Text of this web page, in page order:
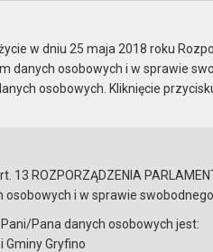
Publicznej
i Gminy w Gryfinie
Aktualności
XII Sesja
w dniu 25 maja 2018 roku
danych osobowych i w sprawie
osobowych. Kliknięcie
13 ROZPORZĄDZENIA
i w sprawie
Pana danych osobowych jest:
Gminy Gryfino